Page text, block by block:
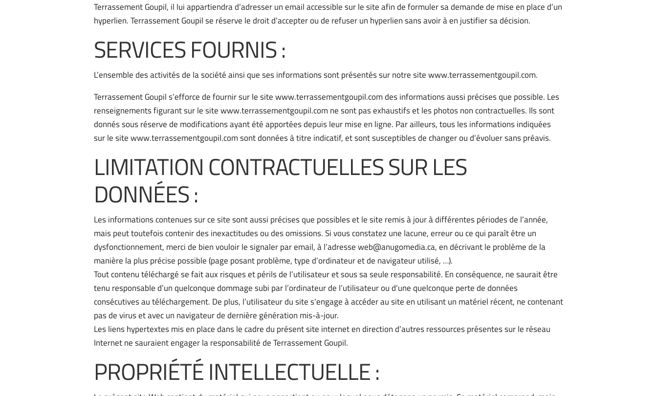
Terrassement Goupil, il lui appartiendra d’adresser un email accessible sur le site afin de formuler sa demande de mise en place d’un
hyperlien. Terrassement Goupil se réserve le droit d’accepter ou de refuser un hyperlien sans avoir à en justifier sa décision.
SERVICES FOURNIS :
L’ensemble des activités de la société ainsi que ses informations sont présentés sur notre site www.terrassementgoupil.com.
Terrassement Goupil s’efforce de fournir sur le site www.terrassementgoupil.com des informations aussi précises que possible. Les
renseignements figurant sur le site www.terrassementgoupil.com ne sont pas exhaustifs et les photos non contractuelles. Ils sont
donnés sous réserve de modifications ayant été apportées depuis leur mise en ligne. Par ailleurs, tous les informations indiquées
sur le site www.terrassementgoupil.com sont données à titre indicatif, et sont susceptibles de changer ou d’évoluer sans préavis.
LIMITATION CONTRACTUELLES SUR LES
DONNÉES :
Les informations contenues sur ce site sont aussi précises que possibles et le site remis à jour à différentes périodes de l’année,
mais peut toutefois contenir des inexactitudes ou des omissions. Si vous constatez une lacune, erreur ou ce qui paraît être un
dysfonctionnement, merci de bien vouloir le signaler par email, à l’adresse web@anugomedia.ca, en décrivant le problème de la
manière la plus précise possible (page posant problème, type d’ordinateur et de navigateur utilisé, …).
Tout contenu téléchargé se fait aux risques et périls de l’utilisateur et sous sa seule responsabilité. En conséquence, ne saurait être
tenu responsable d’un quelconque dommage subi par l’ordinateur de l’utilisateur ou d’une quelconque perte de données
consécutives au téléchargement. De plus, l’utilisateur du site s’engage à accéder au site en utilisant un matériel récent, ne contenant
pas de virus et avec un navigateur de dernière génération mis-à-jour.
Les liens hypertextes mis en place dans le cadre du présent site internet en direction d’autres ressources présentes sur le réseau
Internet ne sauraient engager la responsabilité de Terrassement Goupil.
PROPRIÉTÉ INTELLECTUELLE :